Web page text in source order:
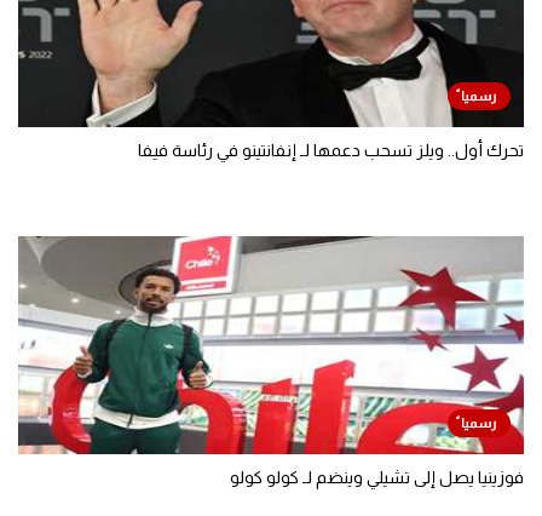
تحرك أول.. ويلز تسحب دعمها لـ إنفانتينو في رئاسة فيفا
فوزينيا يصل إلى تشيلي وينضم لـ كولو كولو